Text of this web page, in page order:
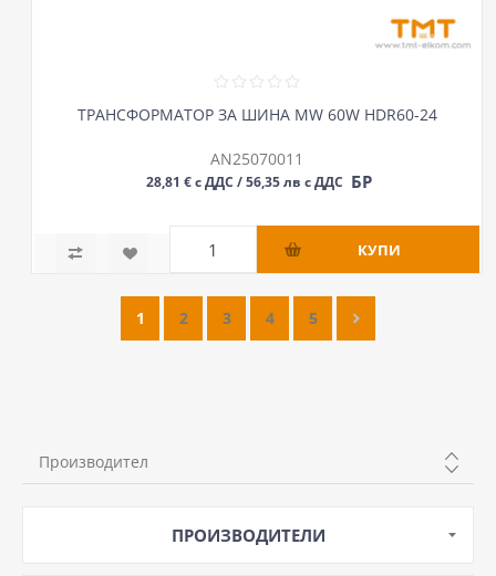
ТРАНСФОРМАТОР ЗА ШИНА MW 60W HDR60-24
AN25070011
28,81 € с ДДС / 56,35 лв с ДДС БР
1 2 3 4 5
Производител
ПРОИЗВОДИТЕЛИ